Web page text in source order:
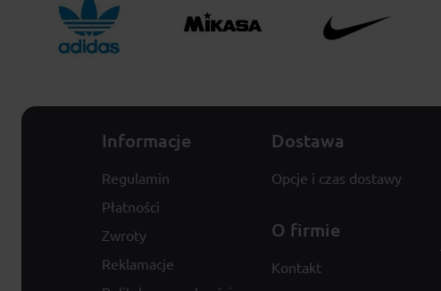
Informacje
Regulamin
Płatności
Zwroty
Reklamacje
Dostawa
Opcje i czas dostawy
O firmie
Kontakt